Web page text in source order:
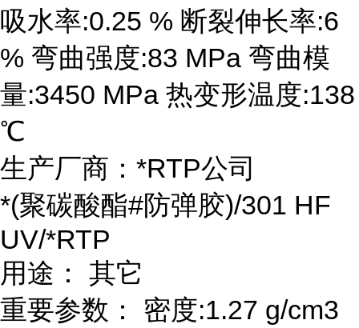
吸水率:0.25 % 断裂伸长率:6
% 弯曲强度:83 MPa 弯曲模
量:3450 MPa 热变形温度:138
℃
生产厂商：*RTP公司
*(聚碳酸酯#防弹胶)/301 HF
UV/*RTP
用途： 其它
重要参数： 密度:1.27 g/cm3